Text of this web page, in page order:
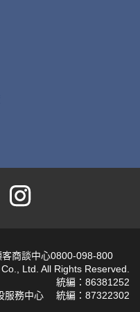
商談中心0800-098-800
Ltd. All Rights Reserved.
服務中心
統編：86381252
統編：87322302